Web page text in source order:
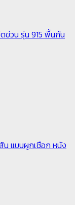
ข่วน รุ่น 915 พื้นกัน
น แบบผูกเชือก หนัง